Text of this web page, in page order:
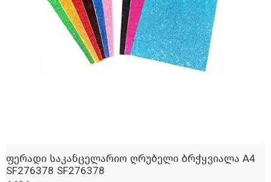
ᲓᲐᲛᲐᲢᲔᲑᲐ
ფერადი საკანცელარიო ღრუბელი ბრჭყვიალა A4
SF276378 SF276378